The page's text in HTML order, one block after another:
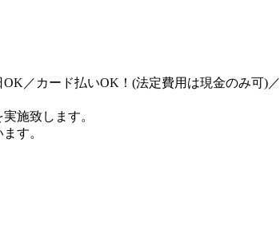
／カード払いOK！(法定費用は現金のみ可)／
施致します。
す。